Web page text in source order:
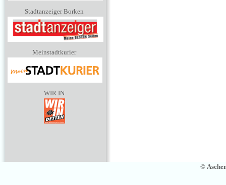
Stadtanzeiger Borken
Meinstadtkurier
WIR IN
©